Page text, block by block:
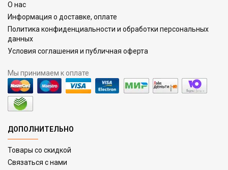
О нас
Информация о доставке, оплате
Политика конфиденциальности и обработки персональных
данных
Условия соглашения и публичная оферта
Мы принимаем к оплате
ДОПОЛНИТЕЛЬНО
Товары со скидкой
Связаться с нами